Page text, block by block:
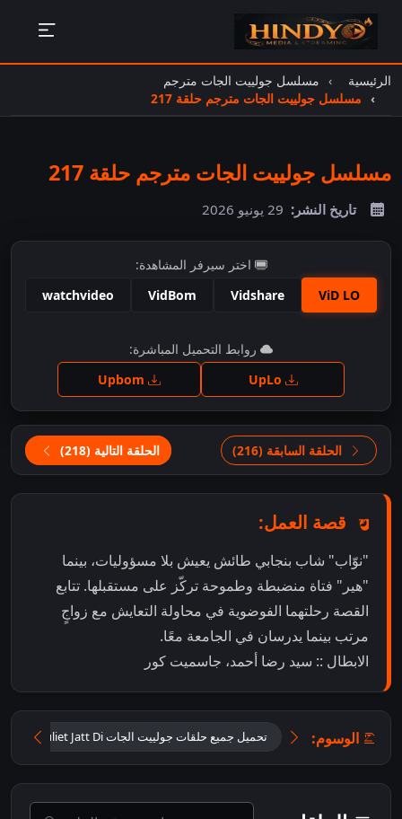
الرئيسية
مسلسل جولييت الجات مترجم
مسلسل جولييت الجات مترجم حلقة 217
مسلسل جولييت الجات مترجم حلقة 217
تاريخ النشر: 29 يونيو 2026
اختر سيرفر المشاهدة:
ViD LO
Vidshare
VidBom
watchvideo
اضغط للمشاهدة
روابط التحميل المباشرة:
الحلقة السابقة (216) الحلقة التالية (218)
قصة العمل:
"نوّاب" شاب بنجابي طائش يعيش بلا مسؤوليات، بينما
"هير" فتاة منضبطة وطموحة تركّز على مستقبلها. تتابع
القصة رحلتهما الفوضوية في محاولة التعايش مع زواجٍ
مرتب بينما يدرسان في الجامعة معًا.
الابطال :: سيد رضا أحمد، جاسميت كور
الوسوم: تحميل جميع حلقات جولييت الجات Tu Juliet Jatt Di مترجمة